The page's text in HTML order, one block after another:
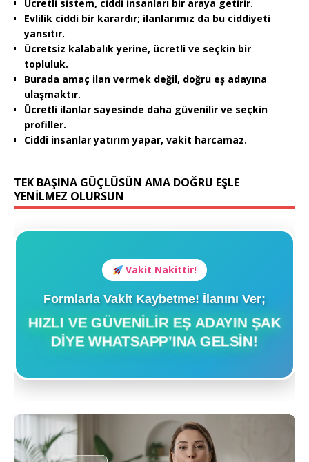
Ücretli sistem, ciddi insanları bir araya getirir.
Evlilik ciddi bir karardır; ilanlarımız da bu ciddiyeti
yansıtır.
Ücretsiz kalabalık yerine, ücretli ve seçkin bir
topluluk.
Burada amaç ilan vermek değil, doğru eş adayına
ulaşmaktır.
Ücretli ilanlar sayesinde daha güvenilir ve seçkin
profiller.
Ciddi insanlar yatırım yapar, vakit harcamaz.
TEK BAŞINA GÜÇLÜSÜN AMA DOĞRU EŞLE
YENİLMEZ OLURSUN
Vakit Nakittir!
Formlarla Vakit Kaybetme! İlanını Ver;
HIZLI VE GÜVENILIR EŞ ADAYIN ŞAK
DIYE WHATSAPP’INA GELSIN!